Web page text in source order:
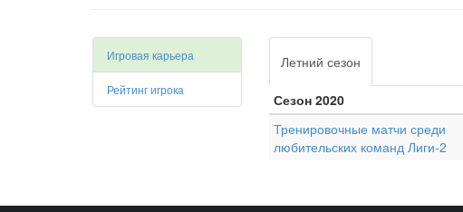
Игровая карьера
Рейтинг игрока
Летний сезон
Сезон 2020
Тренировочные матчи среди
любительских команд Лиги-2